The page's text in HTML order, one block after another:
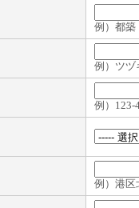
例）都
例）ツ
例）123-
例）港区